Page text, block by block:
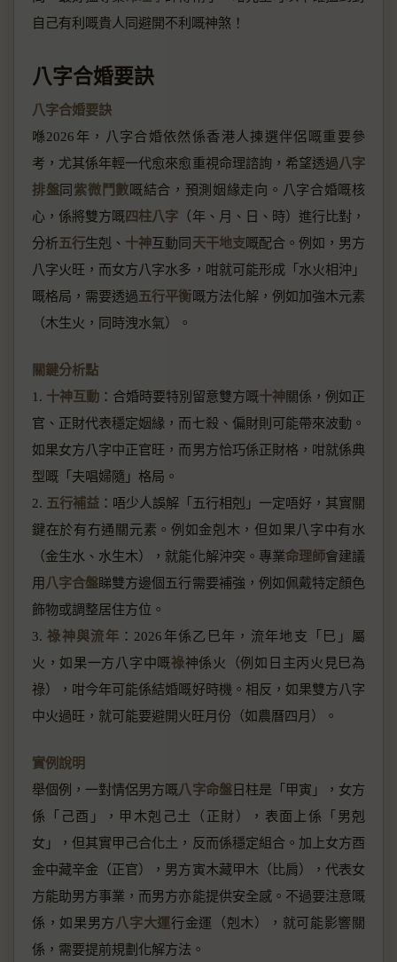
自己有利嘅貴人同避開不利嘅神煞！
八字合婚要訣
八字合婚要訣
喺2026年，八字合婚依然係香港人揀選伴侶嘅重要參
考，尤其係年輕一代愈來愈重視命理諮詢，希望透過八字
排盤同 紫微鬥數嘅結合，預測姻緣走向。八字合婚嘅核
心，係將雙方嘅四柱八字 （年、月、日、時）進行比對，
分析五行生剋、 十神互動同 天干地支嘅配合。例如，男方
八字火旺，而女方八字水多，咁就可能形成「水火相沖」
嘅格局，需要透過五行平衡嘅方法化解，例如加強木元素
（木生火，同時洩水氣）。
關鍵分析點
1. 十神互動 ：合婚時要特別留意雙方嘅十神關係，例如正
官、正財代表穩定姻緣，而七殺、偏財則可能帶來波動。
如果女方八字中正官旺，而男方恰巧係正財格，咁就係典
型嘅「夫唱婦隨」格局。
2. 五行補益 ：唔少人誤解「五行相剋」一定唔好，其實關
鍵在於有冇通關元素。例如金剋木，但如果八字中有水
（金生水、水生木），就能化解沖突。專業命理師會建議
用 八字合盤睇雙方邊個五行需要補強，例如佩戴特定顏色
飾物或調整居住方位。
3.祿神與流年 ：2026年係乙巳年，流年地支「巳」屬
火，如果一方八字中嘅祿神係火（例如日主丙火見巳為
祿），咁今年可能係結婚嘅好時機。相反，如果雙方八字
中火過旺，就可能要避開火旺月份（如農曆四月）。
實例說明
舉個例，一對情侶男方嘅八字命盤日柱是「甲寅」，女方
係「己酉」，甲木剋己土（正財），表面上係「男剋
女」，但其實甲己合化土，反而係穩定組合。加上女方酉
金中藏辛金（正官），男方寅木藏甲木（比肩），代表女
方能助男方事業，而男方亦能提供安全感。不過要注意嘅
係，如果男方 八字大運行金運（剋木），就可能影響關
係，需要提前規劃化解方法。